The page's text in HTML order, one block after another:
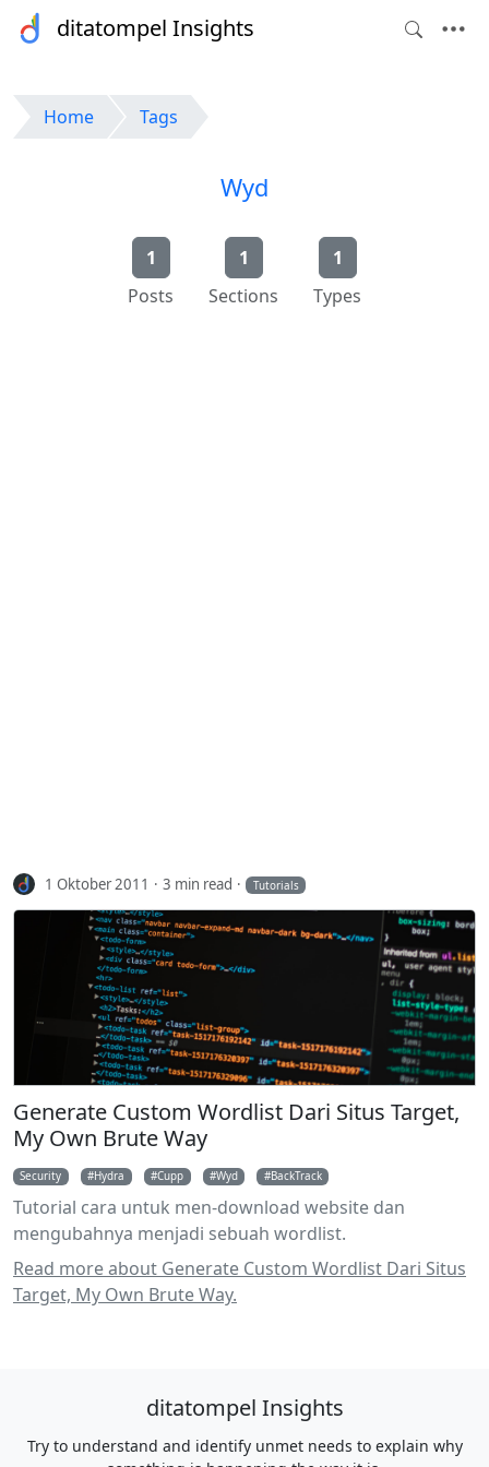
ditatompel Insights
Home Tags
Wyd
1
Posts
1
Sections
1
Types
1 Oktober 2011 3 min read Tutorials
Generate Custom Wordlist Dari Situs Target,
My Own Brute Way
Security Hydra Cupp Wyd BackTrack
Tutorial cara untuk men-download website dan
mengubahnya menjadi sebuah wordlist.
Read more about Generate Custom Wordlist Dari Situs
Target, My Own Brute Way.
ditatompel Insights
Try to understand and identify unmet needs to explain why